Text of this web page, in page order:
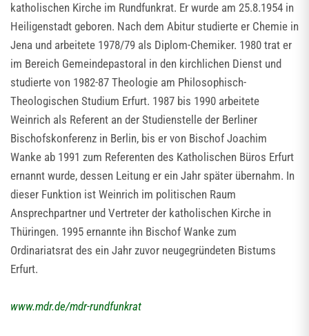
katholischen Kirche im Rundfunkrat. Er wurde am 25.8.1954 in
Heiligenstadt geboren. Nach dem Abitur studierte er Chemie in
Jena und arbeitete 1978/79 als Diplom-Chemiker. 1980 trat er
im Bereich Gemeindepastoral in den kirchlichen Dienst und
studierte von 1982-87 Theologie am Philosophisch-
Theologischen Studium Erfurt. 1987 bis 1990 arbeitete
Weinrich als Referent an der Studienstelle der Berliner
Bischofskonferenz in Berlin, bis er von Bischof Joachim
Wanke ab 1991 zum Referenten des Katholischen Büros Erfurt
ernannt wurde, dessen Leitung er ein Jahr später übernahm. In
dieser Funktion ist Weinrich im politischen Raum
Ansprechpartner und Vertreter der katholischen Kirche in
Thüringen. 1995 ernannte ihn Bischof Wanke zum
Ordinariatsrat des ein Jahr zuvor neugegründeten Bistums
Erfurt.
www.mdr.de/mdr-rundfunkrat